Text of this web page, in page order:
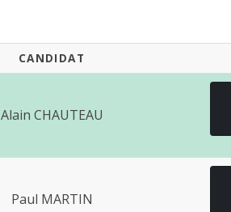
CANDIDAT
Alain CHAUTEAU
Paul MARTIN